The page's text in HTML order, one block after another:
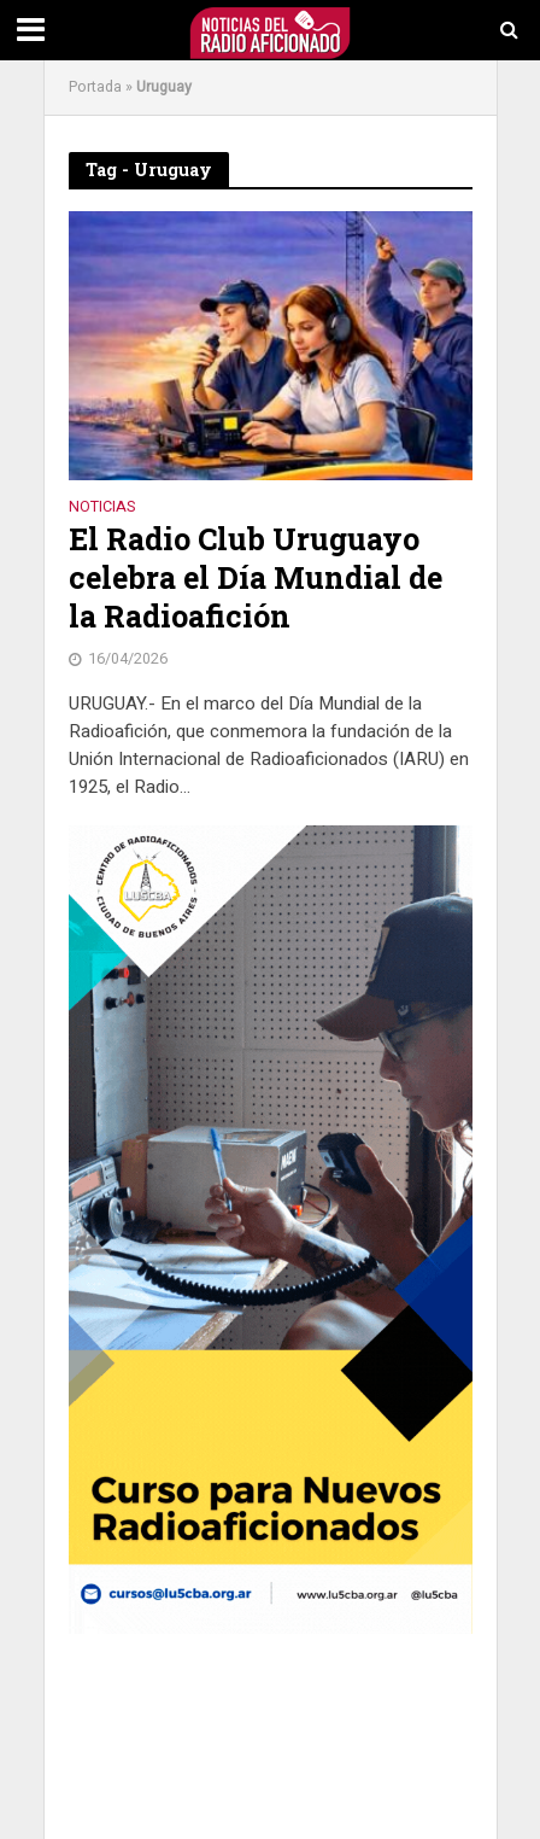
Portada » Uruguay
Tag - Uruguay
NOTICIAS
El Radio Club Uruguayo
celebra el Día Mundial de
la Radioafición
16/04/2026
URUGUAY.- En el marco del Día Mundial de la
Radioafición, que conmemora la fundación de la
Unión Internacional de Radioaficionados (IARU) en
1925, el Radio...